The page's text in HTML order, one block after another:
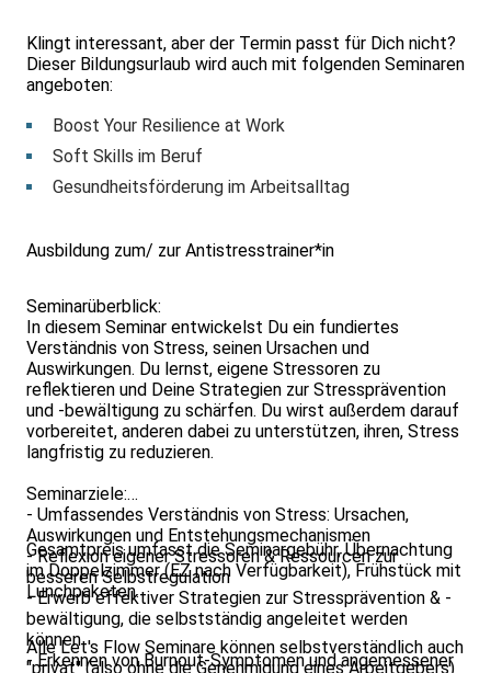
Klingt interessant, aber der Termin passt für Dich nicht?
Dieser Bildungsurlaub wird auch mit folgenden Seminaren
angeboten:
Boost Your Resilience at Work
Soft Skills im Beruf
Gesundheitsförderung im Arbeitsalltag
Ausbildung zum/ zur Antistresstrainer*in
Seminarüberblick:
In diesem Seminar entwickelst Du ein fundiertes
Verständnis von Stress, seinen Ursachen und
Auswirkungen. Du lernst, eigene Stressoren zu
reflektieren und Deine Strategien zur Stressprävention
und -bewältigung zu schärfen. Du wirst außerdem darauf
vorbereitet, anderen dabei zu unterstützen, ihren, Stress
langfristig zu reduzieren.
Seminarziele:
- Umfassendes Verständnis von Stress: Ursachen,
Auswirkungen und Entstehungsmechanismen
- Reflexion eigener Stressoren & Ressourcen zur
besseren Selbstregulation
- Erwerb effektiver Strategien zur Stressprävention & -
bewältigung, die selbstständig angeleitet werden
können
- Erkennen von Burnout-Symptomen und angemessener
Gesamtpreis umfasst die Seminargebühr, Übernachtung
im Doppelzimmer (EZ nach Verfügbarkeit), Frühstück mit
Lunchpaketen.
Alle Let's Flow Seminare können selbstverständlich auch
"privat" (also ohne die Genehmigung eines Arbeitgebers)